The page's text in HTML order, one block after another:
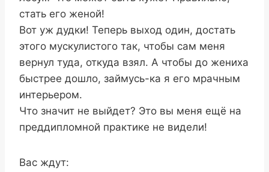
стать его женой!
Вот уж дудки! Теперь выход один, достать
этого мускулистого так, чтобы сам меня
вернул туда, откуда взял. А чтобы до жениха
быстрее дошло, займусь-ка я его мрачным
интерьером.
Что значит не выйдет? Это вы меня ещё на
преддипломной практике не видели!
Вас ждут: